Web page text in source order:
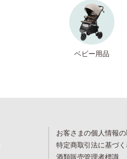
ベビー用品
お客さまの個人情報
特定商取引法に基づ
酒類販売管理者標識